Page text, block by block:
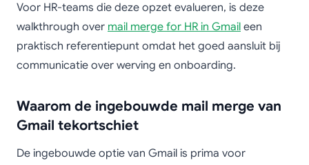
Voor HR-teams die deze opzet evalueren, is deze
walkthrough over mail merge for HR in Gmail een
praktisch referentiepunt omdat het goed aansluit bij
communicatie over werving en onboarding.
Waarom de ingebouwde mail merge van
Gmail tekortschiet
De ingebouwde optie van Gmail is prima voor